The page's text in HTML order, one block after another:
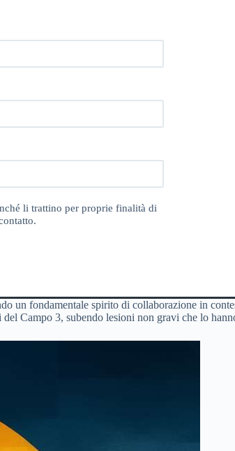
li trattino per proprie finalità di
un fondamentale spirito di collaborazione in
Campo 3, subendo lesioni non gravi che lo